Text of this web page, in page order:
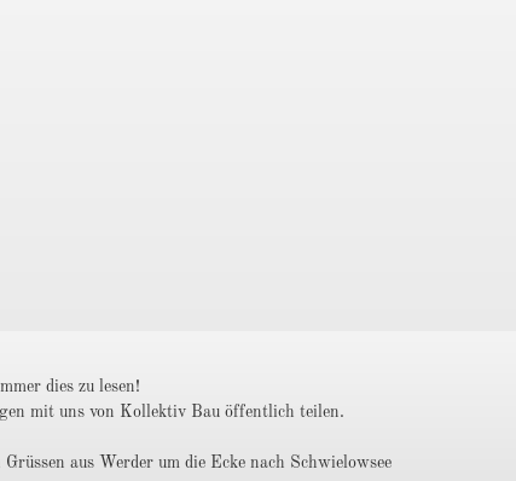
dies zu lesen!
mit uns von Kollektiv Bau öffentlich teilen.
aus Werder um die Ecke nach Schwielowsee